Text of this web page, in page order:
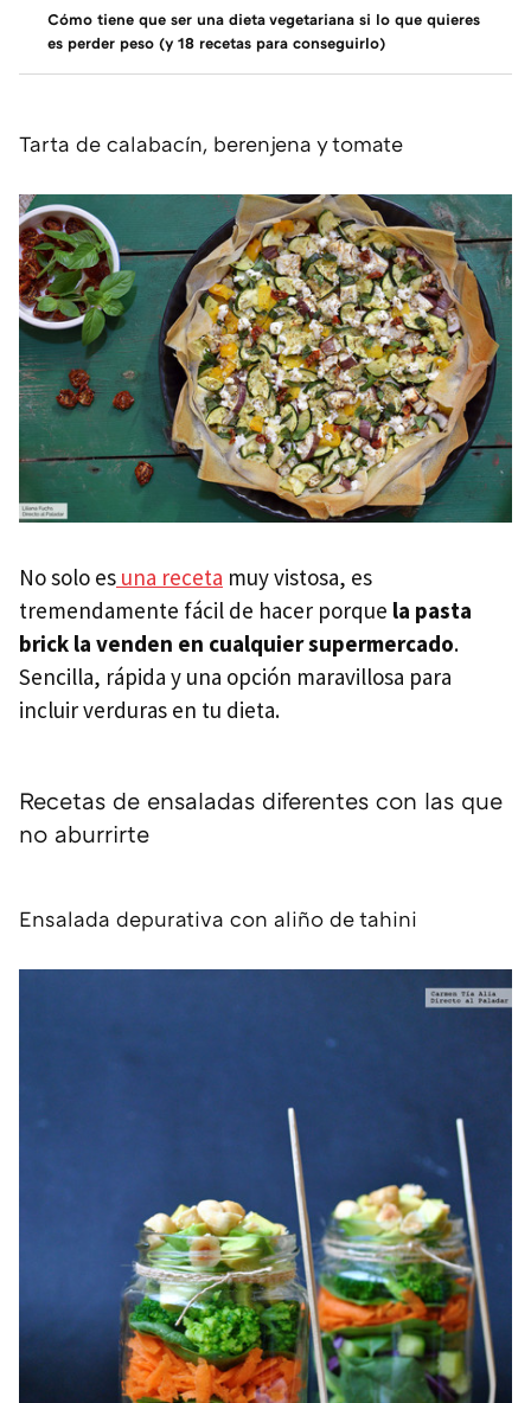
Cómo tiene que ser una dieta vegetariana si lo que quieres
es perder peso (y 18 recetas para conseguirlo)
Tarta de calabacín, berenjena y tomate
No solo es una receta muy vistosa, es
tremendamente fácil de hacer porque la pasta
brick la venden en cualquier supermercado.
Sencilla, rápida y una opción maravillosa para
incluir verduras en tu dieta.
Recetas de ensaladas diferentes con las que
no aburrirte
Ensalada depurativa con aliño de tahini